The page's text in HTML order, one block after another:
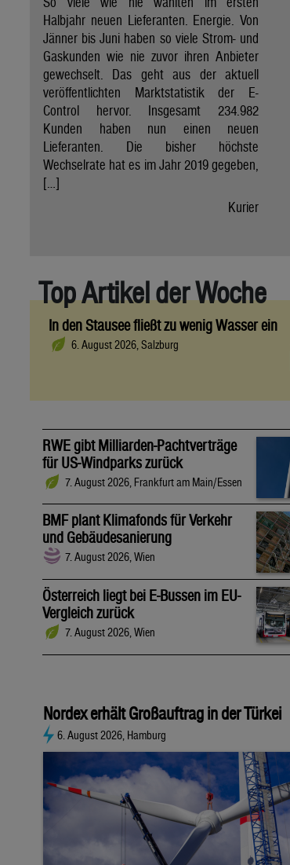
Halbjahr neuen Lieferanten. Energie. Von
Jänner bis Juni haben so viele Strom- und
Gaskunden wie nie zuvor ihren Anbieter
gewechselt. Das geht aus der aktuell
veröffentlichten Marktstatistik der E-
Control hervor. Insgesamt 234.982
Kunden haben nun einen neuen
Lieferanten. Die bisher höchste
Wechselrate hat es im Jahr 2019 gegeben,
[…]
Kurier
Top Artikel der Woche
In den Stausee fließt zu wenig Wasser ein
6. August 2026, Salzburg
RWE gibt Milliarden-Pachtverträge
für US-Windparks zurück
7. August 2026, Frankfurt am Main/Essen
BMF plant Klimafonds für Verkehr
und Gebäudesanierung
7. August 2026, Wien
Österreich liegt bei E-Bussen im EU-
Vergleich zurück
7. August 2026, Wien
Nordex erhält Großauftrag in der Türkei
6. August 2026, Hamburg